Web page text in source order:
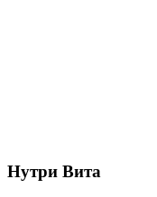
Нутри Вита